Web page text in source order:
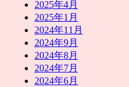
2025年4月
2025年1月
2024年11月
2024年9月
2024年8月
2024年7月
2024年6月